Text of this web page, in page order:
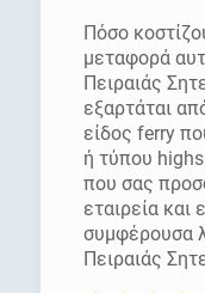
Πόσο
μεταφορά
Πειραιάς
εξαρτάται
είδος ferry
ή τύπου
που σας
εταιρεία και
συμφέρουσα
Πειραιάς